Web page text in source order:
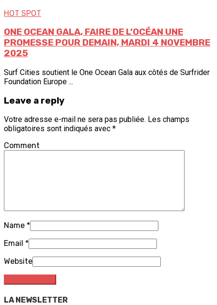
HOT SPOT
ONE OCEAN GALA, FAIRE DE L’OCÉAN UNE
PROMESSE POUR DEMAIN, MARDI 4 NOVEMBRE
2025
Surf Cities soutient le One Ocean Gala aux côtés de Surfrider
Foundation Europe ...
Leave a reply
Votre adresse e-mail ne sera pas publiée. Les champs
obligatoires sont indiqués avec *
Comment
Name *
Email *
Website
LA NEWSLETTER